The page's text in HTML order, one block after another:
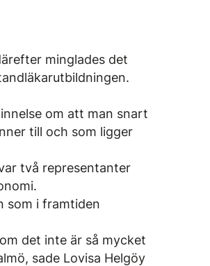
minglades det
om att man snart
till och som ligger
två representanter
som i framtiden
det inte är så mycket
sade Lovisa Helgöy